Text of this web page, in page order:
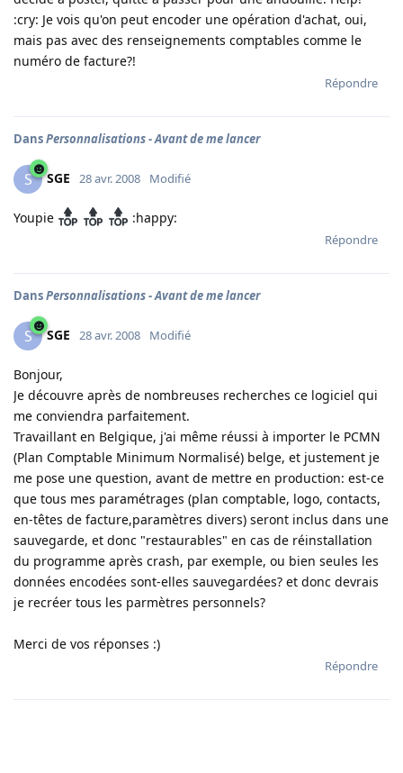
:cry: Je vois qu'on peut encoder une opération d'achat, oui,
mais pas avec des renseignements comptables comme le
numéro de facture?!
Répondre
DansPersonnalisations - Avant de me lancer
S SGE 28 avr. 2008 Modifié
Youpie :happy:
Répondre
DansPersonnalisations - Avant de me lancer
S SGE 28 avr. 2008 Modifié
Bonjour,
Je découvre après de nombreuses recherches ce logiciel qui
me conviendra parfaitement.
Travaillant en Belgique, j'ai même réussi à importer le PCMN
(Plan Comptable Minimum Normalisé) belge, et justement je
me pose une question, avant de mettre en production: est-ce
que tous mes paramétrages (plan comptable, logo, contacts,
en-têtes de facture,paramètres divers) seront inclus dans une
sauvegarde, et donc "restaurables" en cas de réinstallation
du programme après crash, par exemple, ou bien seules les
données encodées sont-elles sauvegardées? et donc devrais
je recréer tous les parmètres personnels?
Merci de vos réponses :)
Répondre